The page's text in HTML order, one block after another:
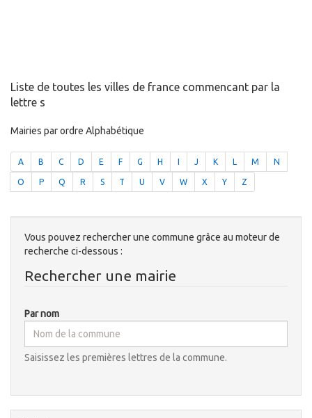
Liste de toutes les villes de france commencant par la
lettre s
Mairies par ordre Alphabétique
A B C D E F G H J K L M N
O P Q R S T U V W X Y Z
Vous pouvez rechercher une commune grâce au moteur de
recherche ci-dessous :
Rechercher une mairie
Par nom
Saisissez les premières lettres de la commune.